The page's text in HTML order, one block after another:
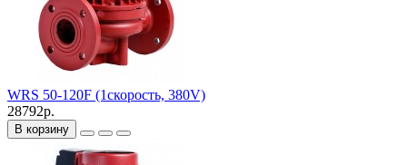
WRS 50-120F (1скорость, 380V)
28792р.
В корзину